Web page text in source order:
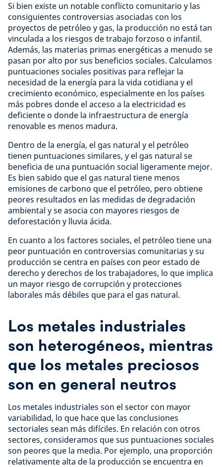
Si bien existe un notable conflicto comunitario y las
consiguientes controversias asociadas con los
proyectos de petróleo y gas, la producción no está tan
vinculada a los riesgos de trabajo forzoso o infantil.
Además, las materias primas energéticas a menudo se
pasan por alto por sus beneficios sociales. Calculamos
puntuaciones sociales positivas para reflejar la
necesidad de la energía para la vida cotidiana y el
crecimiento económico, especialmente en los países
más pobres donde el acceso a la electricidad es
deficiente o donde la infraestructura de energía
renovable es menos madura.
Dentro de la energía, el gas natural y el petróleo
tienen puntuaciones similares, y el gas natural se
beneficia de una puntuación social ligeramente mejor.
Es bien sabido que el gas natural tiene menos
emisiones de carbono que el petróleo, pero obtiene
peores resultados en las medidas de degradación
ambiental y se asocia con mayores riesgos de
deforestación y lluvia ácida.
En cuanto a los factores sociales, el petróleo tiene una
peor puntuación en controversias comunitarias y su
producción se centra en países con peor estado de
derecho y derechos de los trabajadores, lo que implica
un mayor riesgo de corrupción y protecciones
laborales más débiles que para el gas natural.
Los metales industriales
son heterogéneos, mientras
que los metales preciosos
son en general neutros
Los metales industriales son el sector con mayor
variabilidad, lo que hace que las conclusiones
sectoriales sean más difíciles. En relación con otros
sectores, consideramos que sus puntuaciones sociales
son peores que la media. Por ejemplo, una proporción
relativamente alta de la producción se encuentra en